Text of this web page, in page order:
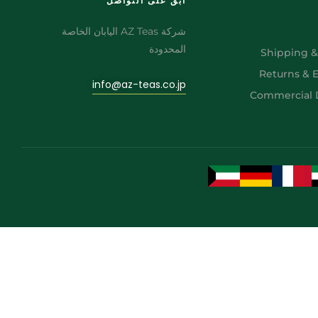
Shipping
Returns &
Commercial
شركة AZ Teas اليابان الخاصة
المحدودة
info@az-teas.co.jp